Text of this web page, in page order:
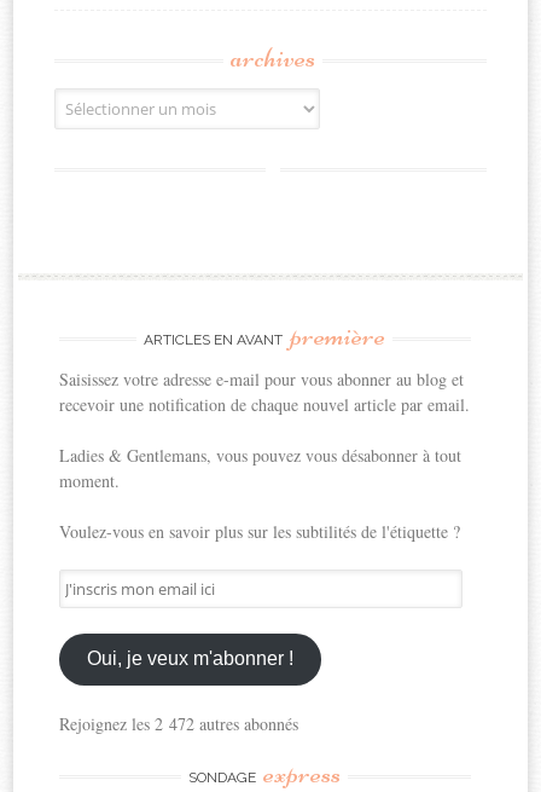
archives
Archives
ARTICLES EN AVANT première
Saisissez votre adresse e-mail pour vous abonner au blog et
recevoir une notification de chaque nouvel article par email.
Ladies & Gentlemans, vous pouvez vous désabonner à tout
moment.
Voulez-vous en savoir plus sur les subtilités de l'étiquette ?
J'inscris
mon
email
ici
Oui, je veux m'abonner !
Rejoignez les 2 472 autres abonnés
SONDAGE express